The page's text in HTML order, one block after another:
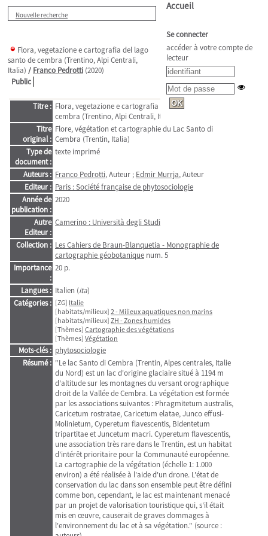
Nouvelle recherche
Flora, vegetazione e cartografia del lago
santo de cembra (Trentino, Alpi Centrali,
Italia) / Franco Pedrotti (2020)
Public
Titre : Flora, vegetazione e cartografia del lago santo de
cembra (Trentino, Alpi Centrali, Italia)
Titre
original :
Flore, végétation et cartographie du Lac Santo di
Cembra (Trentin, Italia)
Type de
document :
texte imprimé
Auteurs : Franco Pedrotti, Auteur ; Edmir Murrja, Auteur
Editeur : Paris : Société française de phytosociologie
Année de
publication :
2020
Autre
Editeur :
Camerino : Università degli Studi
Collection : Les Cahiers de Braun-Blanquetia - Monographie de
cartographie géobotanique num. 5
Importance
:
20 p.
Langues : Italien (ita)
Catégories : [ZG] Italie
[habitats/milieux] 2 - Milieux aquatiques non marins
[habitats/milieux] ZH - Zones humides
[Thèmes] Cartographie des végétations
[Thèmes] Végétation
Mots-clés : phytosociologie
Résumé : "Le lac Santo di Cembra (Trentin, Alpes centrales, Italie
du Nord) est un lac d'origine glaciaire situé à 1194 m
d'altitude sur les montagnes du versant orographique
droit de la Vallée de Cembra. La végétation est formée
par les associations suivantes : Phragmitetum australis,
Caricetum rostratae, Caricetum elatae, Junco effusi-
Molinietum, Cyperetum flavescentis, Bidentetum
tripartitae et Juncetum macri. Cyperetum flavescentis,
une association très rare dans le Trentin, est un habitat
d'intérêt prioritaire pour la Communauté européenne.
La cartographie de la végétation (échelle 1: 1.000
environ) a été réalisée à l'aide d'un drone. L'état de
conservation du lac dans son ensemble peut être défini
comme bon, cependant, le lac est maintenant menacé
par un projet de valorisation touristique qui, s'il était
mis en œuvre, causerait de graves dommages à
l'environnement du lac et à sa végétation." (source :
Accueil
Se connecter
accéder à votre compte de
lecteur